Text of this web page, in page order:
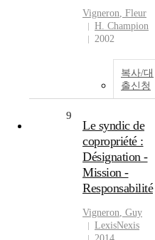
Vigneron, Fleur
H. Champion
2002
복사/대
출신청
9
Le syndic de
copropriété :
Désignation -
Mission -
Responsabilité
Vigneron, Guy
LexisNexis